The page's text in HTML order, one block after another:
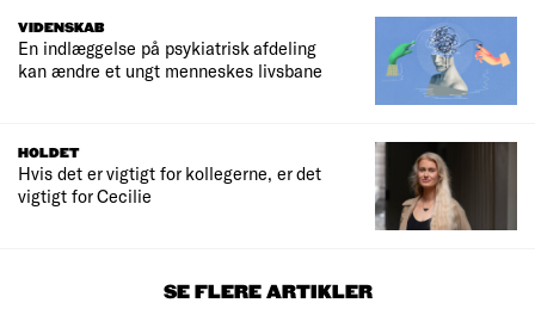
VIDENSKAB
En indlæggelse på psykiatrisk afdeling
kan ændre et ungt menneskes livsbane
HOLDET
Hvis det er vigtigt for kollegerne, er det
vigtigt for Cecilie
SE FLERE ARTIKLER